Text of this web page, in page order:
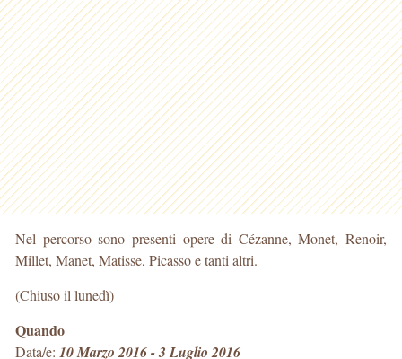
Nel percorso sono presenti opere di Cézanne, Monet, Renoir,
Millet, Manet, Matisse, Picasso e tanti altri.
(Chiuso il lunedì)
Quando
Data/e: 10 Marzo 2016 - 3 Luglio 2016